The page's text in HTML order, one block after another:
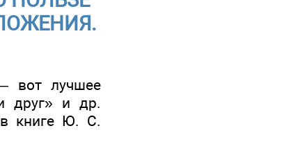
вот лучшее
друг» и др.
в книге Ю. С.